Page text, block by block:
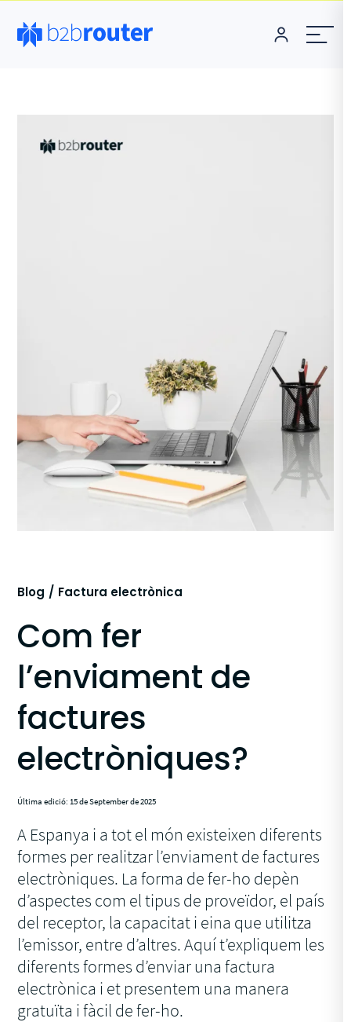
Blog Factura electrònica
Com fer
l’enviament de
factures
electròniques?
Última edició: 15 de September de 2025
A Espanya i a tot el món existeixen diferents
formes per realitzar l’enviament de factures
electròniques. La forma de fer-ho depèn
d’aspectes com el tipus de proveïdor, el país
del receptor, la capacitat i eina que utilitza
l’emissor, entre d’altres. Aquí t’expliquem les
diferents formes d’enviar una factura
electrònica i et presentem una manera
gratuïta i fàcil de fer-ho.